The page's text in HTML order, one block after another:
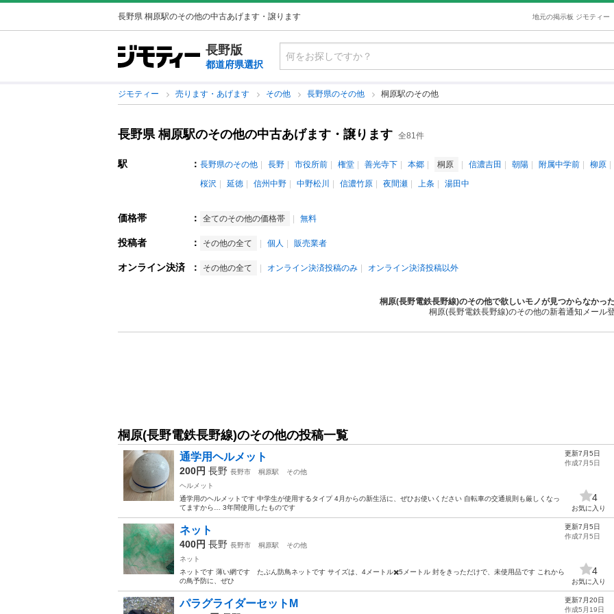
長野県 桐原駅のその他の中古あげます・譲ります 地元の掲示板 ジモティー
長野版
都道府県選択
ジモティー 売ります・あげます その他 長野県のその他 桐原駅のその他
長野県 桐原駅のその他の中古あげます・譲ります 全81件
駅 ： 長野県のその他 長野 市役所前 権堂 善光寺下 本郷 桐原 信濃吉田 朝陽 附属中学前
柳原
桜沢
延徳 信州中野 中野松川 信濃竹原 夜間瀬 上条 湯田中
価格帯 ： 全てのその他の価格帯 無料
投稿者 ： その他の全て 個人 販売業者
オンライン決済 ： その他の全て オンライン決済投稿のみ オンライン決済投稿以外
桐原(長野電鉄長野線)のその他で欲しいモノが見つからなかっ
桐原(長野電鉄長野線)のその他の新着通知メール
桐原(長野電鉄長野線)のその他の投稿一覧
通学用ヘルメット
200円 長野 長野市 桐原駅
その他
ヘルメット
通学用のヘルメットです 中学生が使用するタイプ 4月からの新生活に、ぜひお使いください 自転車の交通規則も厳しくなっ
てますから… 3年間使用したものです
更新7月5日
作成7月5日
4
お気に入り
ネット
400円 長野 長野市 桐原駅
その他
ネット
ネットです 薄い網です たぶん防鳥ネットです サイズは、4メートル✖️5メートル 封をきっただけで、未使用品です これから
の鳥予防に、ぜひ
更新7月5日
作成7月5日
4
お気に入り
パラグライダーセットM
更新7月20日
作成5月19日